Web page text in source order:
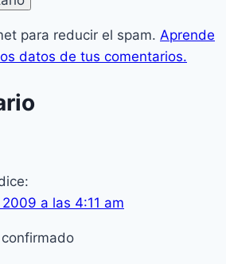
para reducir el spam. Aprende
datos de tus comentarios.
a las 4:11 am